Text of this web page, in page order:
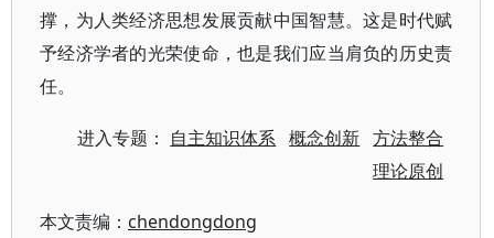
撑，为人类经济思想发展贡献中国智慧。这是时代赋
予经济学者的光荣使命，也是我们应当肩负的历史责
任。
进入专题： 自主知识体系 概念创新 方法整合
理论原创
本文责编： chendongdong